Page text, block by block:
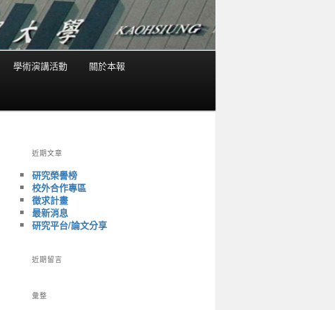
學術演講活動 關於本報
近期文章
研究榮譽榜
校外合作專區
徵求計畫
最新消息
研究平台/論文分享
近期留言
彙整